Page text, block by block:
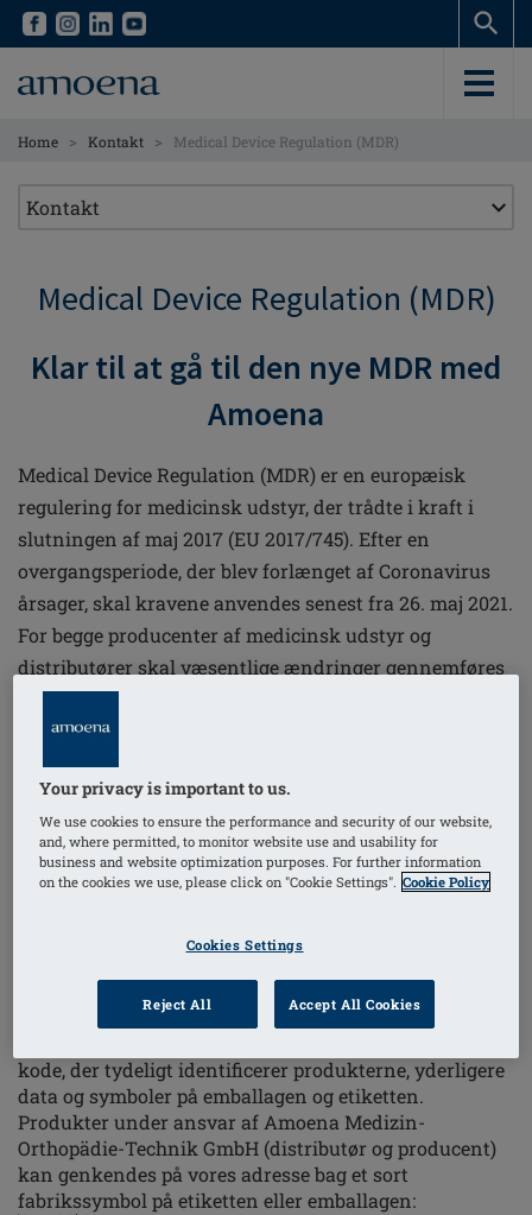
Skip
content
Skip
content
Home > Kontakt > Medical Device Regulation (MDR)
Medical Device Regulation (MDR)
Klar til at gå til den nye MDR med
Amoena
Medical Device Regulation (MDR) er en europæisk
regulering for medicinsk udstyr, der trådte i kraft i
slutningen af maj 2017 (EU 2017/745). Efter en
overgangsperiode, der blev forlænget af Coronavirus
årsager, skal kravene anvendes senest fra 26. maj 2021.
For begge producenter af medicinsk udstyr og
distributører skal væsentlige ændringer gennemføres
senest inden fristen.
forordning om medicinsk udstyr fra 26. maj. Ved
praktiske, enkle og gennemsigtige som muligt for
begge parter - for os som producent og for vores
Hvad er de synlige effekter af MDR?
Ifølge MDR kræves udvidet information til mærkning
kode, der tydeligt identificerer produkterne, yderligere
data og symboler på emballagen og etiketten.
Produkter under ansvar af Amoena Medizin-
Orthopädie-Technik GmbH (distributør og producent)
kan genkendes på vores adresse bag et sort
fabrikssymbol på etiketten eller emballagen:
Your privacy is important to us.
We use cookies to ensure the performance and security of our website,
and, where permitted, to monitor website use and usability for
business and website optimization purposes. For further information
on the cookies we use, please click on "Cookie Settings". Cookie Policy
Cookies Settings
Reject All Accept All Cookies